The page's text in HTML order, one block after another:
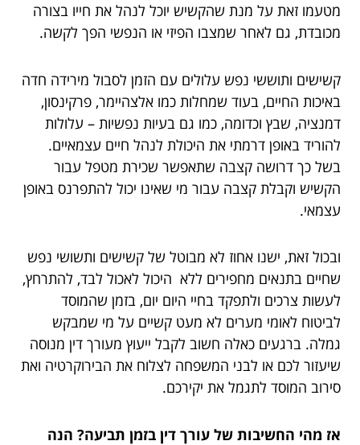
מטעמו זאת על מנת שהקשיש יוכל לנהל את חייו בצורה
מכובדת, גם לאחר שמצבו הפיזי או הנפשי הפך לקשה.
קשישים ותוששי נפש עלולים עם הזמן לסבול מירידה חדה
באיכות החיים, בעוד שמחלות כמו אלצהיימר, פרקינסון,
דמנציה, שבץ וכדומה, כמו גם בעיות נפשיות – עלולות
להוריד באופן דרמתי את היכולת לנהל חיים עצמאיים.
בשל כך דרושה קצבה שתאפשר שכירת מטפל עבור
הקשיש וקבלת קצבה עבור מי שאינו יכול להתפרנס באופן
עצמאי.
ובכול זאת, ישנו אחוז לא מבוטל של קשישים ותשושי נפש
שחיים בתנאים מחפירים ללא היכול לאכול לבד, להתרחץ,
לעשות צרכים ולתפקד בחיי היום יום, בזמן שהמוסד
לביטוח לאומי מערים לא מעט קשיים על מי שמבקש
גמלה. ברגעים כאלה חשוב לקבל ייעוץ מעורך דין מנוסה
שיעזור לכם או לבני המשפחה לצלוח את הבירוקרטיה ואת
סירוב המוסד לתגמל את יקירכם.
אז מהי החשיבות של עורך דין בזמן תביעה? הנה